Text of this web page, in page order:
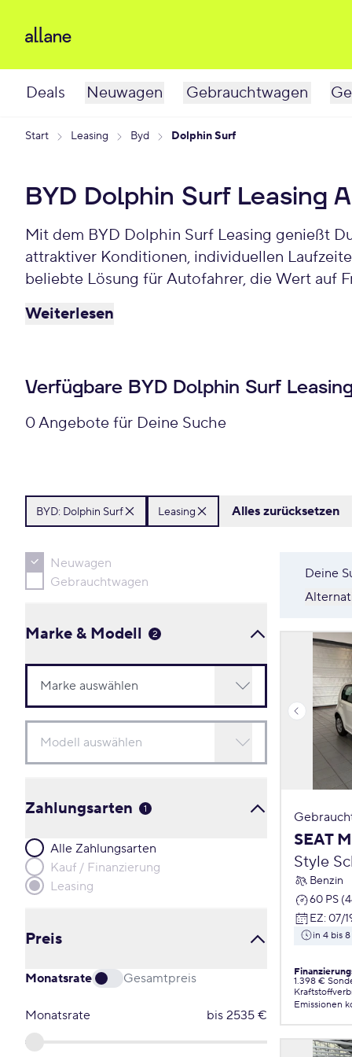
Deals Neuwagen Gebrauchtwagen
Start Leasing Byd Dolphin Surf
BYD Dolphin Surf Leasing
Mit dem BYD Dolphin Surf Leasing genießt
attraktiver Konditionen, individuellen
beliebte Lösung für Autofahrer, die Wert auf
Weiterlesen
Verfügbare BYD Dolphin Surf
0 Angebote für Deine Suche
BYD: Dolphin Surf Leasing Alles zurücksetzen
Neuwagen
Gebrauchtwagen
Marke & Modell 2
Zahlungsarten 1
Alle Zahlungsarten
Kauf / Finanzierung
Leasing
Preis
Monatsrate Gesamtpreis
Monatsrate bis 2535 €
Deine
SEAT
Style
Benzin
60 PS
EZ: 07/
in 4 bis
1.398 €
Emissionen